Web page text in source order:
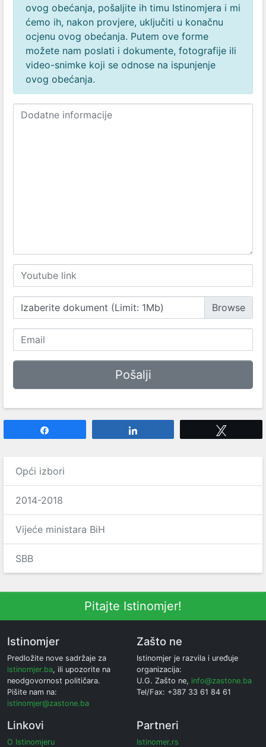
ovog obećanja, pošaljite ih timu Istinomjera i mi
ćemo ih, nakon provjere, uključiti u konačnu
ocjenu ovog obećanja. Putem ove forme
možete nam poslati i dokumente, fotografije ili
video-snimke koji se odnose na ispunjenje
ovog obećanja.
Izaberite dokument (Limit: 1Mb)
Opći izbori
2014-2018
Vijeće ministara BiH
SBB
Pitajte Istinomjer!
Istinomjer
Predložite nove sadržaje za
istinomjer.ba, ili upozorite na
neodgovornost političara.
Pišite nam na:
istinomjer@zastone.ba
Zašto ne
Istinomjer je razvila i uređuje
organizacija:
U.G. Zašto ne, info@zastone.ba
Tel/Fax: +387 33 61 84 61
Linkovi
O Istinomjeru
Partneri
Istinomer.rs